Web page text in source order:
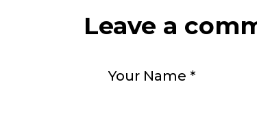
Leave a